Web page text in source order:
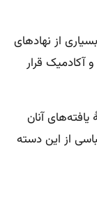
از نهادهای
آکادمیک قرار
یافته‌های آنان
از این دسته